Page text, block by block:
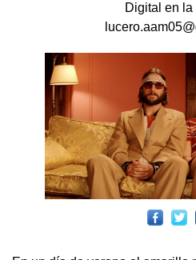
Digital en la